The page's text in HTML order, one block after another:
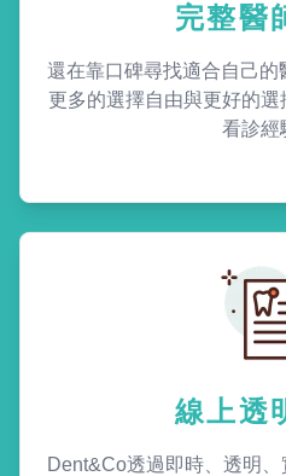
完整醫
還在靠口碑尋找適合自己
更多的選擇自由與更好的
看診經
線上透
Dent&Co透過即時、透明、